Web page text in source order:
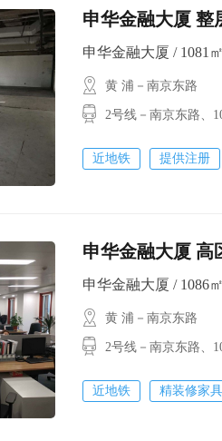
申华金融大厦 整
申华金融大厦 / 1081
黄 浦－南京东路
2号线－南京东路、
近地铁 提供注册
申华金融大厦 高
申华金融大厦 / 1086
黄 浦－南京东路
2号线－南京东路、
近地铁 精装修家具